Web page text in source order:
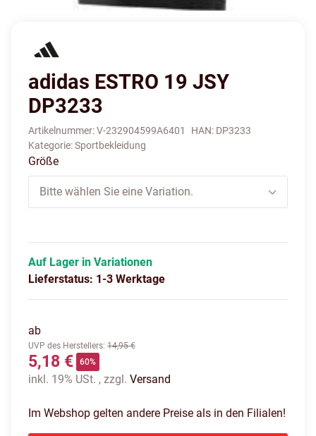
adidas ESTRO 19 JSY
DP3233
Artikelnummer:V-232904599A6401 HAN: DP3233
Kategorie:Sportbekleidung
Größe
Bitte wählen Sie eine Variation.
Auf Lager in Variationen
Lieferstatus: 1-3 Werktage
ab
UVP des Herstellers: 14,95 €
5,18 € 60%
inkl. 19% USt. , zzgl. Versand
Im Webshop gelten andere Preise als in den Filialen!